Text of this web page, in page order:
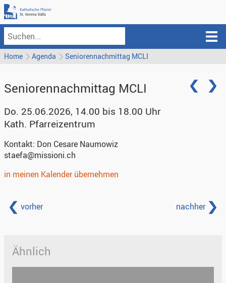
Home Agenda Seniorennachmittag MCLI
Seniorennachmittag MCLI
Do. 25.06.2026, 14.00 bis 18.00 Uhr
Kath. Pfarreizentrum
Kontakt: Don Cesare Naumowiz
staefa@missioni.ch
in meinen Kalender übernehmen
vorher nachher
Ähnlich